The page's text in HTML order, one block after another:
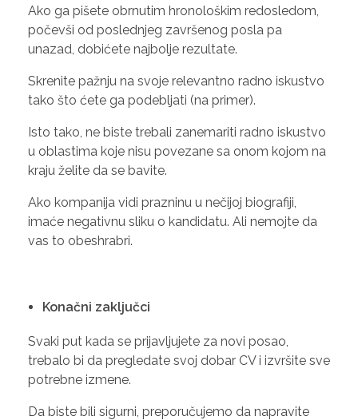
Ako ga pišete obrnutim hronološkim redosledom,
počevši od poslednjeg završenog posla pa
unazad, dobićete najbolje rezultate.
Skrenite pažnju na svoje relevantno radno iskustvo
tako što ćete ga podebljati (na primer).
Isto tako, ne biste trebali zanemariti radno iskustvo
u oblastima koje nisu povezane sa onom kojom na
kraju želite da se bavite.
Ako kompanija vidi prazninu u nečijoj biografiji,
imaće negativnu sliku o kandidatu. Ali nemojte da
vas to obeshrabri.
Konačni zaključci
Svaki put kada se prijavljujete za novi posao,
trebalo bi da pregledate svoj dobar CV i izvršite sve
potrebne izmene.
Da biste bili sigurni, preporučujemo da napravite